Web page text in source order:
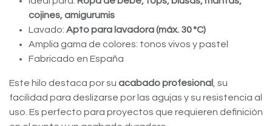
cojines, amigurumis
Lavado: Apto para lavadora (máx. 30 °C)
Amplia gama de colores: tonos vivos y pastel
Fabricado en España
Este hilo destaca por su acabado profesional , su
facilidad para deslizarse por las agujas y su resistencia al
uso. Es perfecto para proyectos que requieren definición